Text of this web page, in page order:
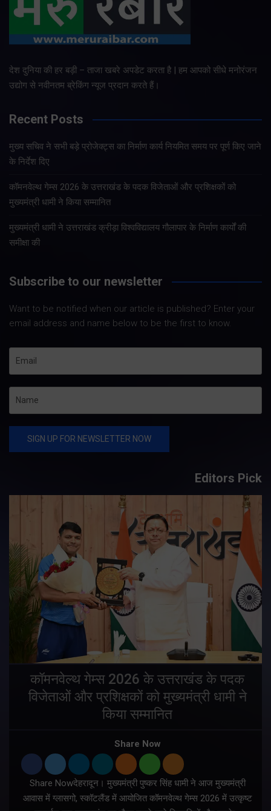
देश दुनिया की हर बड़ी – ताजा खबरे अपडेट करता है | हम आपको सीधे मनोरंजन
उद्योग से नवीनतम ब्रेकिंग न्यूज प्रदान करते हैं।
Recent Posts
मुख्य सचिव ने सभी बड़े प्रोजेक्ट्स का निर्माण कार्य नियमित समय पर पूर्ण किए जाने
के निर्देश दिए
कॉमनवेल्थ गेम्स 2026 के उत्तराखंड के पदक विजेताओं और प्रशिक्षकों को
मुख्यमंत्री धामी ने किया सम्मानित
मुख्यमंत्री धामी ने उत्तराखंड क्रीड़ा विश्वविद्यालय गौलापार के निर्माण कार्यों की
समीक्षा की
Subscribe to our newsletter
Want to be notified when our article is published? Enter your
email address and name below to be the first to know.
Editors Pick
कॉमनवेल्थ गेम्स 2026 के उत्तराखंड के पदक
विजेताओं और प्रशिक्षकों को मुख्यमंत्री धामी ने
किया सम्मानित
Share Now
Share Nowदेहरादून। मुख्यमंत्री पुष्कर सिंह धामी ने आज मुख्यमंत्री
आवास में ग्लासगो, स्कॉटलैंड में आयोजित कॉमनवेल्थ गेम्स 2026 में उत्कृष्ट